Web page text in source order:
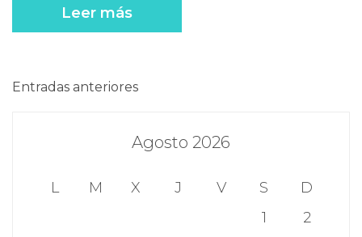
Leer más
Navegación
Entradas anteriores
Agosto 2026
L M X J V S
D
1
2